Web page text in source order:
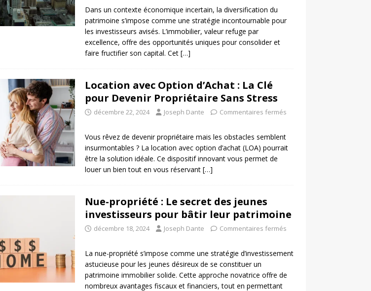
Dans un contexte économique incertain, la diversification du
patrimoine s’impose comme une stratégie incontournable pour
les investisseurs avisés. L’immobilier, valeur refuge par
excellence, offre des opportunités uniques pour consolider et
faire fructifier son capital. Cet […]
Location avec Option d’Achat : La Clé
pour Devenir Propriétaire Sans Stress
décembre 22, 2024 Joseph Dante Commentaires fermés
Vous rêvez de devenir propriétaire mais les obstacles semblent
insurmontables ? La location avec option d’achat (LOA) pourrait
être la solution idéale. Ce dispositif innovant vous permet de
louer un bien tout en vous réservant […]
Nue-propriété : Le secret des jeunes
investisseurs pour bâtir leur patrimoine
décembre 18, 2024 Joseph Dante Commentaires fermés
La nue-propriété s’impose comme une stratégie d’investissement
astucieuse pour les jeunes désireux de se constituer un
patrimoine immobilier solide. Cette approche novatrice offre de
nombreux avantages fiscaux et financiers, tout en permettant